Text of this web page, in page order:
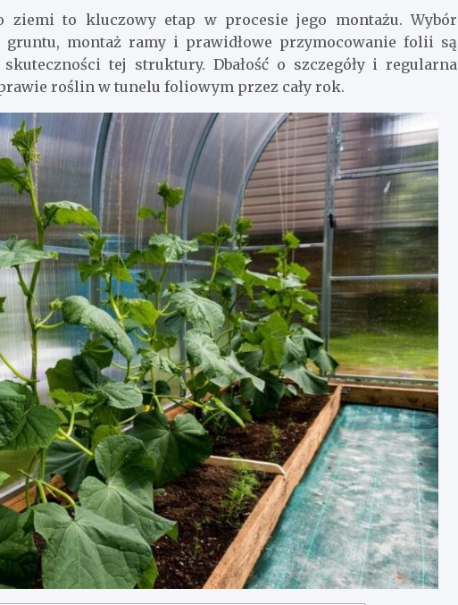
ziemi to kluczowy etap w procesie jego montażu. Wybór
gruntu, montaż ramy i prawidłowe przymocowanie folii są
tej struktury. Dbałość o szczegóły i regularna
roślin w tunelu foliowym przez cały rok.